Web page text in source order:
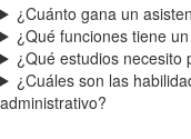
¿Cuánto gana un
¿Qué funciones tiene
¿Qué estudios necesito
¿Cuáles son las
administrativo?